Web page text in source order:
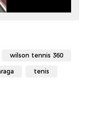
wilson tennis 360
tenis